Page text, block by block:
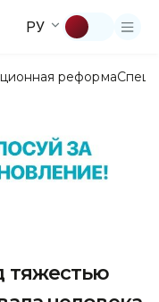
РУ
реформа
тяжестью